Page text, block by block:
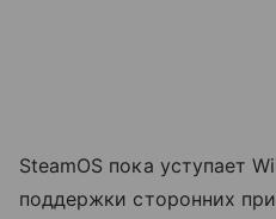
SteamOS пока уступает
поддержки сторонних